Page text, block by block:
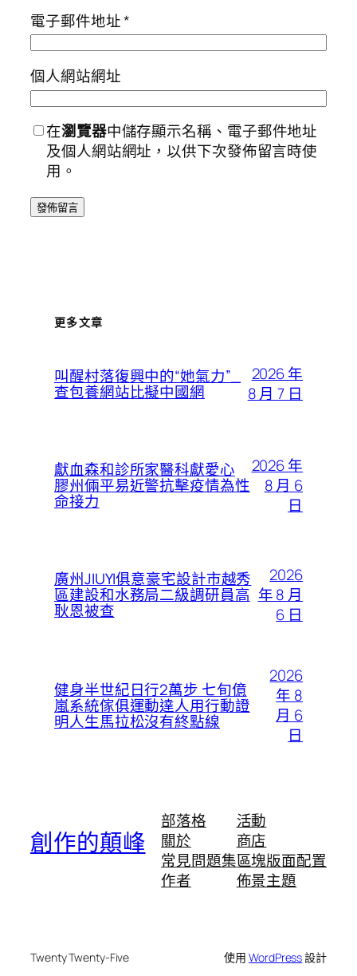
電子郵件地址*
個人網站網址
在瀏覽器中儲存顯示名稱、電子郵件地址
及個人網站網址，以供下次發佈留言時使
用。
更多文章
叫醒村落復興中的“她氣力”_
查包養網站比擬中國網
2026 年
8 月 7 日
獻血森和診所家醫科獻愛心
膠州倆平易近警抗擊疫情為性
命接力
2026 年
8 月 6
日
廣州JIUYI俱意豪宅設計市越秀
區建設和水務局二級調研員高
耿恩被查
2026
年 8 月
6 日
健身半世紀日行2萬步 七旬億
嵐系統傢俱運動達人用行動證
明人生馬拉松沒有終點線
2026
年 8
月 6
日
創作的顛峰
部落格
關於
常見問題集
作者
活動
商店
區塊版面配置
佈景主題
Twenty Twenty-Five 使用WordPress設計